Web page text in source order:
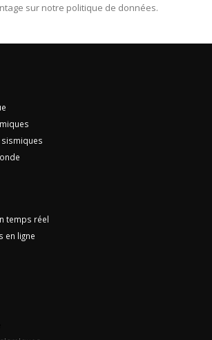
sur notre politique de données.
sismiques
temps réel
en ligne